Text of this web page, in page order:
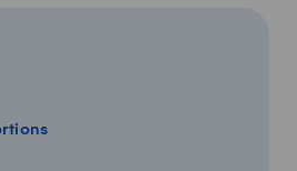
de 3 portions
recette de 5 portions